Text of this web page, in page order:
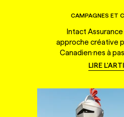
CAMPAGNES ET
Intact
approche créative
Canadien·nes à
LIRE